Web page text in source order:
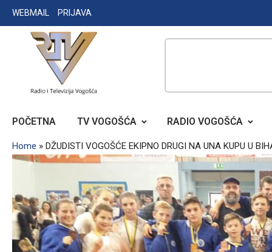
Skip
to
WEBMAIL PRIJAVA
RADIO TELEVIZIJA VOGOŠĆA
POČETNA TV VOGOŠĆA RADIO VOGOŠĆA
Home » DŽUDISTI VOGOŠĆE EKIPNO DRUGI NA UNA KUPU U